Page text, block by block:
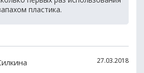
пластика.
27.03.2018